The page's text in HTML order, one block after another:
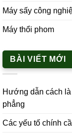
Máy sấy công
Máy thổi phom
BÀI VIẾT MỚI
Hướng dẫn cách
phẳng
Các yếu tố chính